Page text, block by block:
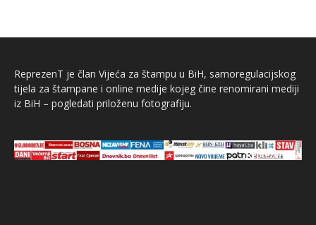
ReprezenT je član Vijeća za štampu u BiH, samoregulacijskog
tijela za štampane i online medije kojeg čine renomirani mediji
iz BiH – pogledati priloženu fotografiju.